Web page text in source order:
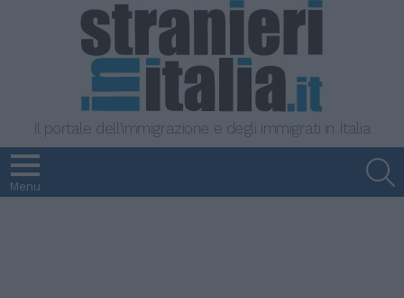
Il portale dell'immigrazione e degli immigrati in Italia
Menu